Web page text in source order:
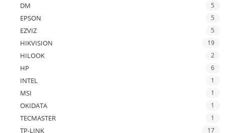
DM 5
EPSON 5
EZVIZ 5
HIKVISION 19
HILOOK 2
HP 6
INTEL 1
MSI 1
OKIDATA 1
TECMASTER 1
TP-LINK 17